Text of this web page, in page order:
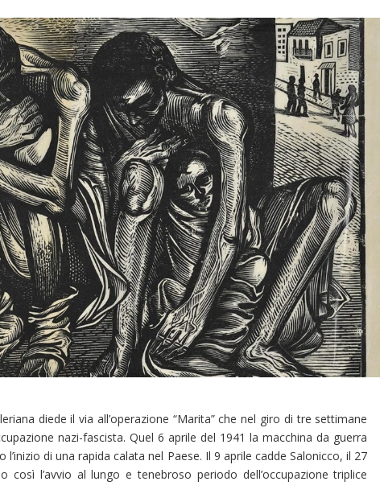
diede il via all’operazione “Marita” che nel giro di tre settimane
nazi-fascista. Quel 6 aprile del 1941 la macchina da guerra
di una rapida calata nel Paese. Il 9 aprile cadde Salonicco, il 27
l’avvio al lungo e tenebroso periodo dell’occupazione triplice